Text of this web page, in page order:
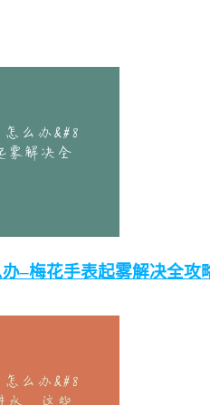
–梅花手表起雾解决全攻